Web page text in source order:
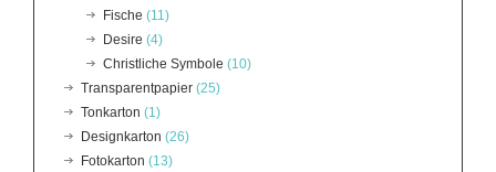
Fische (11)
Desire (4)
Christliche Symbole (10)
Transparentpapier (25)
Tonkarton (1)
Designkarton (26)
Fotokarton (13)